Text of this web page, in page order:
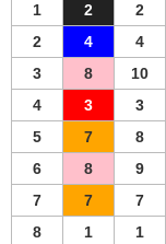
1 2 2
2
4 4
3
8 10
4
3 3
5
7 8
6
8 9
7
7 7
8
1 1